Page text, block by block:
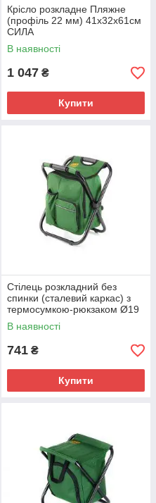
Крісло розкладне Пляжне
(профіль 22 мм) 41х32х61см
СИЛА
В наявності
1 047 ₴
Купити
Стілець розкладний без
спинки (сталевий каркас) з
термосумкою-рюкзаком Ø19
мм 28х35х43см СІЛА
В наявності
741 ₴
Купити